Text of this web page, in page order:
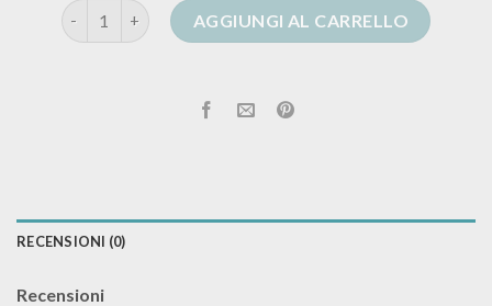
cardigan paillettes quantitàAGGIUNGI AL CARRELLO
RECENSIONI (0)
Recensioni